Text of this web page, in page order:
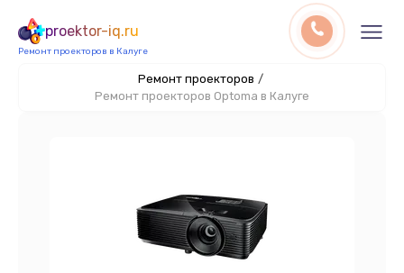
proektor-iq.ru
Ремонт проекторов в Калуге
Ремонт проекторов /
Ремонт проекторов Optoma в Калуге